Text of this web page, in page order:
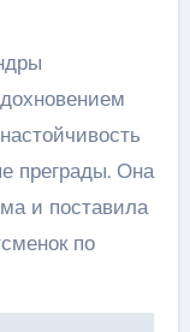
преграды. Она
и поставила
по